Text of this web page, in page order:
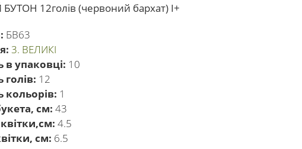
12голів (червоний бархат) І+
БВ63
3. ВЕЛИКІ
в упаковці: 10
голів: 12
кольорів: 1
см: 43
4.5
см: 6.5